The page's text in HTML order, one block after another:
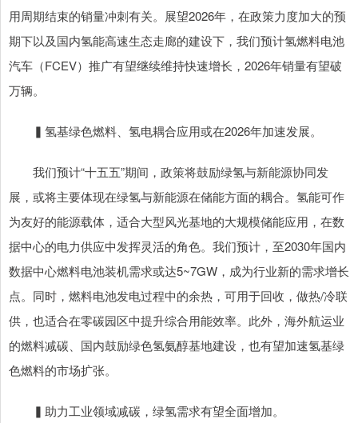
用周期结束的销量冲刺有关。展望2026年，在政策力度加大的预
期下以及国内氢能高速生态走廊的建设下，我们预计氢燃料电池
汽车（FCEV）推广有望继续维持快速增长，2026年销量有望破
万辆。
▍氢基绿色燃料、氢电耦合应用或在2026年加速发展。
我们预计“十五五”期间，政策将鼓励绿氢与新能源协同发
展，或将主要体现在绿氢与新能源在储能方面的耦合。氢能可作
为友好的能源载体，适合大型风光基地的大规模储能应用，在数
据中心的电力供应中发挥灵活的角色。我们预计，至2030年国内
数据中心燃料电池装机需求或达5~7GW，成为行业新的需求增长
点。同时，燃料电池发电过程中的余热，可用于回收，做热/冷联
供，也适合在零碳园区中提升综合用能效率。此外，海外航运业
的燃料减碳、国内鼓励绿色氢氨醇基地建设，也有望加速氢基绿
色燃料的市场扩张。
▍助力工业领域减碳，绿氢需求有望全面增加。